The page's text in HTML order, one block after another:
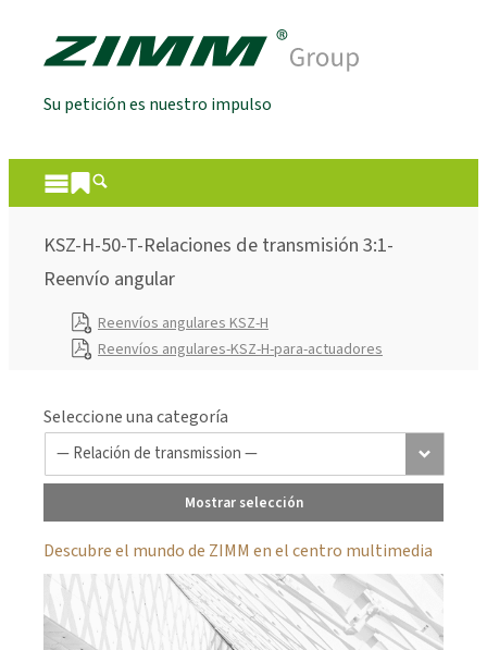
Su petición es nuestro impulso
KSZ-H-50-T-Relaciones de transmisión 3:1-
Reenvío angular
Reenvíos angulares KSZ-H
Reenvíos angulares-KSZ-H-para-actuadores
Seleccione una categoría
Mostrar selección
Descubre el mundo de ZIMM en el centro multimedia